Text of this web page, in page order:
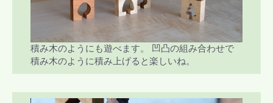
積み木のようにも遊べます。 凹凸の組み合わせで
積み木のように積み上げると楽しいね。